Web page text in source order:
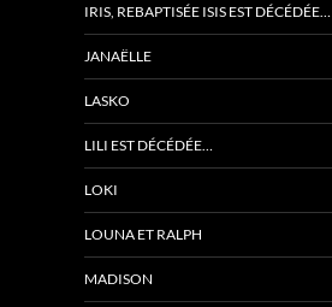
IRIS, REBAPTISÉE ISIS EST DÉCÉDÉE…
JANAËLLE
LASKO
LILI EST DÉCÉDÉE…
LOKI
LOUNA ET RALPH
MADISON